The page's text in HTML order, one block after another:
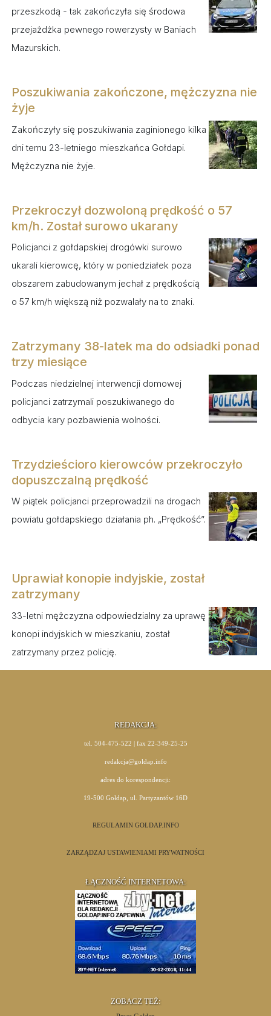
przeszkodą - tak zakończyła się środowa
przejażdżka pewnego rowerzysty w Baniach
Mazurskich.
Poszukiwania zakończone, mężczyzna nie
żyje
Zakończyły się poszukiwania zaginionego kilka
dni temu 23-letniego mieszkańca Gołdapi.
Mężczyzna nie żyje.
Przekroczył dozwoloną prędkość o 57
km/h. Został surowo ukarany
Policjanci z gołdapskiej drogówki surowo
ukarali kierowcę, który w poniedziałek poza
obszarem zabudowanym jechał z prędkością
o 57 km/h większą niż pozwalały na to znaki.
Zatrzymany 38-latek ma do odsiadki ponad
trzy miesiące
Podczas niedzielnej interwencji domowej
policjanci zatrzymali poszukiwanego do
odbycia kary pozbawienia wolności.
Trzydzieścioro kierowców przekroczyło
dopuszczalną prędkość
W piątek policjanci przeprowadzili na drogach
powiatu gołdapskiego działania ph. „Prędkość”.
Uprawiał konopie indyjskie, został
zatrzymany
33-letni mężczyzna odpowiedzialny za uprawę
konopi indyjskich w mieszkaniu, został
zatrzymany przez policję.
REDAKCJA:
tel. 504-475-522 | fax 22-349-25-25
redakcja@goldap.info
adres do korespondencji:
19-500 Gołdap, ul. Partyzantów 16D
REGULAMIN GOLDAP.INFO
ZARZĄDZAJ USTAWIENIAMI PRYWATNOŚCI
ŁĄCZNOŚĆ INTERNETOWA:
ZOBACZ TEŻ: